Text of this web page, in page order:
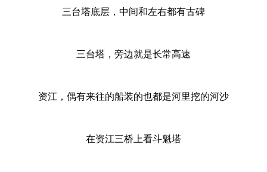
三台塔底层，中间和左右都有古碑
三台塔，旁边就是长常高速
资江，偶有来往的船装的也都是河里挖的河沙
在资江三桥上看斗魁塔